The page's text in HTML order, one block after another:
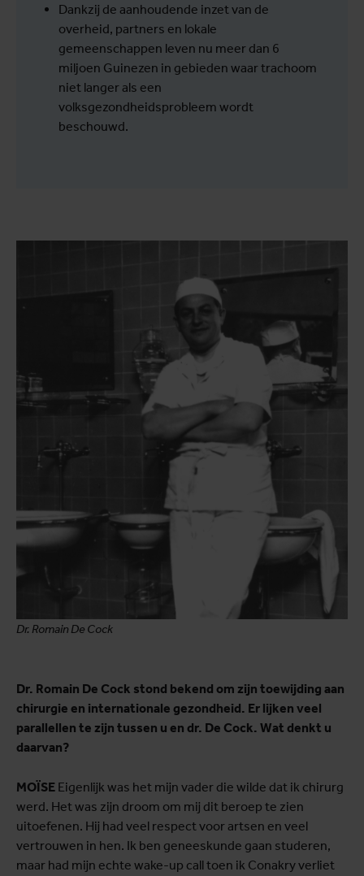
Dankzij de aanhoudende inzet van de
overheid, partners en lokale
gemeenschappen leven nu meer dan 6
miljoen Guinezen in gebieden waar trachoom
niet langer als een
volksgezondheidsprobleem wordt
beschouwd.
Dr. Romain De Cock
Dr. Romain De Cock stond bekend om zijn toewijding aan
chirurgie en internationale gezondheid. Er lijken veel
parallellen te zijn tussen u en dr. De Cock. Wat denkt u
daarvan?
MOÏSE Eigenlijk was het mijn vader die wilde dat ik chirurg
werd. Het was zijn droom om mij dit beroep te zien
uitoefenen. Hij had veel respect voor artsen en veel
vertrouwen in hen. Ik ben geneeskunde gaan studeren,
maar had mijn echte wake-up call toen ik Conakry verliet